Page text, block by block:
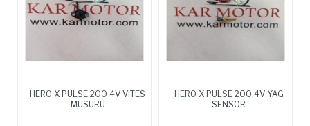
HERO X PULSE 200 4V VITES
MUSURU
HERO X PULSE 200 4V YAG
SENSOR